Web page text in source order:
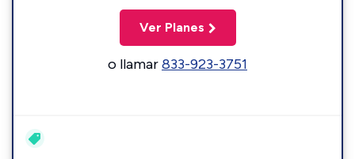
Ver Planes
o llamar833-923-3751